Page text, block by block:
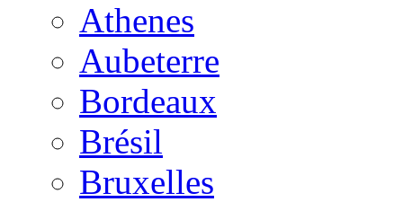
Athenes
Aubeterre
Bordeaux
Brésil
Bruxelles